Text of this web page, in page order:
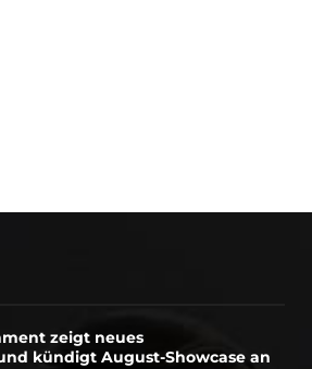
zeigt neues
kündigt August-Showcase an